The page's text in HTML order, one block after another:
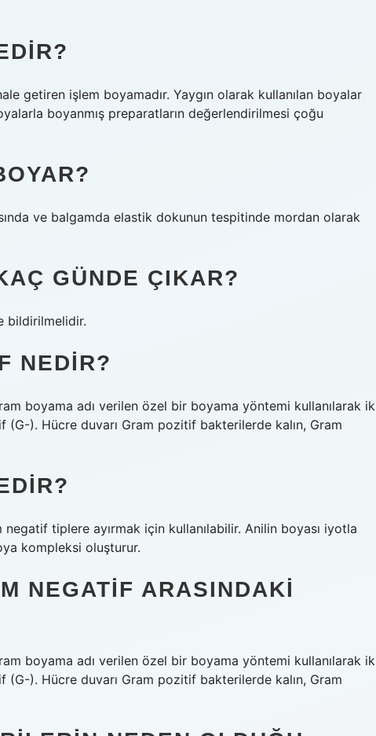
getiren işlem boyamadır. Yaygın olarak kullanılan boyalar
boyanmış preparatların değerlendirilmesi çoğu
ve balgamda elastik dokunun tespitinde mordan olarak
GÜNDE ÇIKAR?
bildirilmelidir.
NEDIR?
boyama adı verilen özel bir boyama yöntemi kullanılarak
). Hücre duvarı Gram pozitif bakterilerde kalın, Gram
tiplere ayırmak için kullanılabilir. Anilin boyası iyotla
kompleksi oluşturur.
NEGATIF ARASINDAKI
boyama adı verilen özel bir boyama yöntemi kullanılarak
). Hücre duvarı Gram pozitif bakterilerde kalın, Gram